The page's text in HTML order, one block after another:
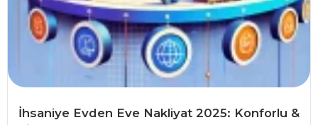
İhsaniye Evden Eve Nakliyat 2025: Konforlu &